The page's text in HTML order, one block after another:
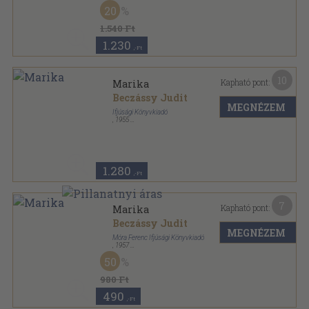
Könyvkötői kötés
1.540 Ft
20
1.230 ,-Ft
Marika
Beczássy Judit
Ifjúsági Könyvkiadó
1955
1.280 ,-Ft
Kapható pont:
MEGNÉZEM
Marika
Beczássy Judit
Móra Ferenc Ifjúsági Könyvkiadó
1957
Félvászon
980 Ft
50
490 ,-Ft
Kapható pont:
MEGNÉZEM